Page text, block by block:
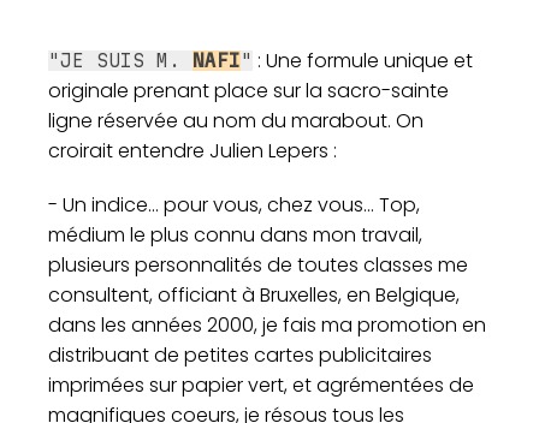
"JE SUIS M. NAFI" : Une formule unique et
originale prenant place sur la sacro-sainte
ligne réservée au nom du marabout. On
croirait entendre Julien Lepers :
- Un indice... pour vous, chez vous... Top,
médium le plus connu dans mon travail,
plusieurs personnalités de toutes classes me
consultent, officiant à Bruxelles, en Belgique,
dans les années 2000, je fais ma promotion en
distribuant de petites cartes publicitaires
imprimées sur papier vert, et agrémentées de
magnifiques coeurs, je résous tous les